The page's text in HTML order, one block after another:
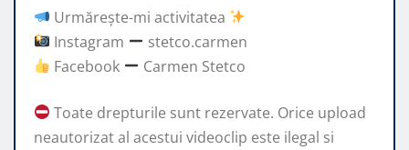
Urmărește-mi activitatea
Instagram
stetco.carmen
Facebook
Carmen Stetco
Toate drepturile sunt rezervate. Orice upload
neautorizat al acestui videoclip este ilegal si